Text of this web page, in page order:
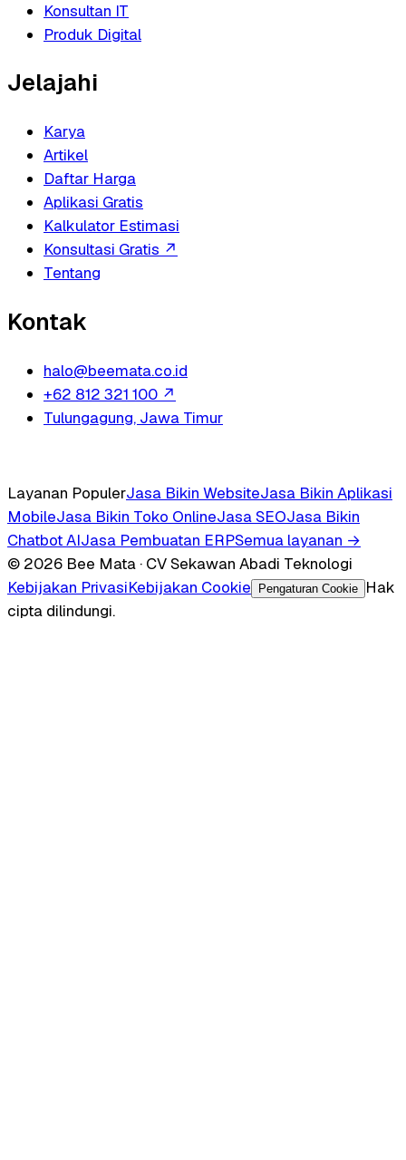
Konsultan IT
Produk Digital
Jelajahi
Karya
Artikel
Daftar Harga
Aplikasi Gratis
Kalkulator Estimasi
Konsultasi Gratis ↗
Tentang
Kontak
halo@beemata.co.id
+62 812 321 100 ↗
Tulungagung, Jawa Timur
Layanan PopulerJasa Bikin WebsiteJasa Bikin Aplikasi
MobileJasa Bikin Toko OnlineJasa SEOJasa Bikin
Chatbot AIJasa Pembuatan ERPSemua layanan →
© 2026 Bee Mata · CV Sekawan Abadi Teknologi
Kebijakan PrivasiKebijakan Cookie Pengaturan Cookie
Hak
cipta dilindungi.